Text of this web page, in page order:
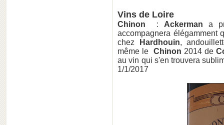
Vins de Loire
Chinon : Ackerman a
accompagnera élégamment
chez
Hardhouin,
même leChinon 2014 de
au vin qui s'en trouvera
1/1/2017